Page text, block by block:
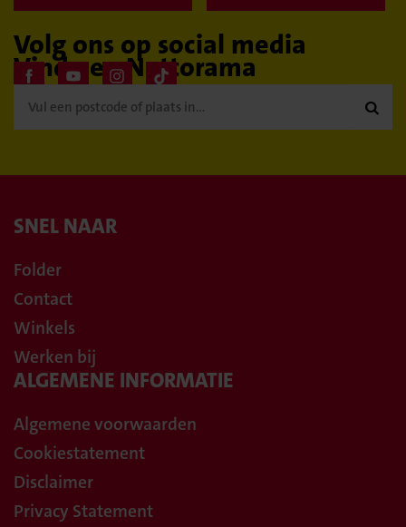
Volg ons op social media
Vind een Nettorama

SNEL NAAR
Folder
Contact
Winkels
Werken bij
ALGEMENE INFORMATIE
Algemene voorwaarden
Cookiestatement
Disclaimer
Privacy Statement